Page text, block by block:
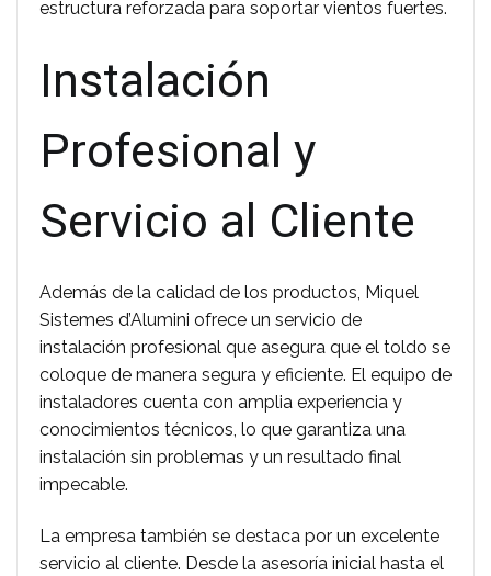
estructura reforzada para soportar vientos fuertes.
Instalación
Profesional y
Servicio al Cliente
Además de la calidad de los productos, Miquel
Sistemes d’Alumini ofrece un servicio de
instalación profesional que asegura que el toldo se
coloque de manera segura y eficiente. El equipo de
instaladores cuenta con amplia experiencia y
conocimientos técnicos, lo que garantiza una
instalación sin problemas y un resultado final
impecable.
La empresa también se destaca por un excelente
servicio al cliente. Desde la asesoría inicial hasta el